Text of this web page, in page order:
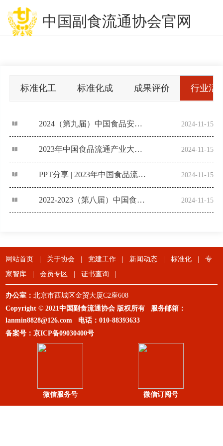
中国副食流通协会官网
标准化工 标准化成 成果评价 行业活
2024（第九届）中国食品安全追溯大会ppt下载 2024-11-15
2023年中国食品流通产业大会顺利在京召开 2024-11-15
PPT分享 | 2023年中国食品流通产业大会 2024-11-15
2022-2023（第八届）中国食品安全追溯大会在青岛顺利召开 2024-11-15
网站首页 关于协会 党建工作 新闻动态 标准化
专
家智库
会员专区 证书查询
办公室：北京市西城区金贸大厦C2座608
Copyright © 2021中国副食流通协会 版权所有 服务邮箱：
lanmin8828@126.com 电话：010-88393633
备案号：京ICP备09030400号
微信服务号 微信订阅号